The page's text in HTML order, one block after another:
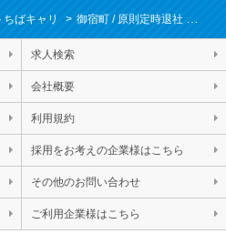
ばキャリ 御宿町 原則定時退社
求人検索
会社概要
利用規約
採用をお考えの企業様はこちら
その他のお問い合わせ
ご利用企業様はこちら